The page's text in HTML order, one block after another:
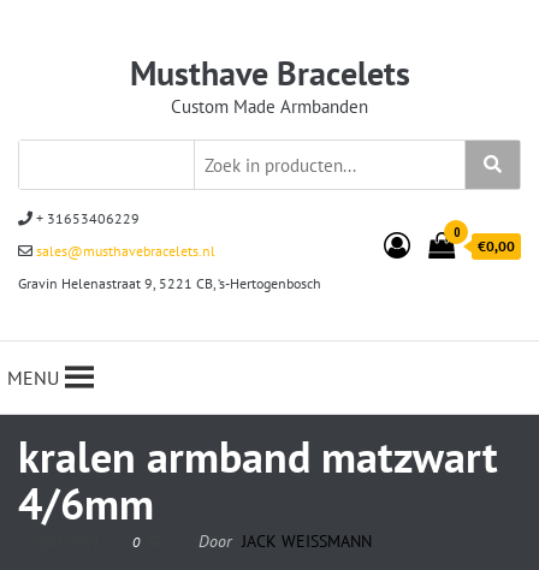
Musthave Bracelets
Custom Made Armbanden
+ 31653406229
sales@musthavebracelets.nl
Gravin Helenastraat 9, 5221 CB, ‘s-Hertogenbosch
0
€0,00
MENU
kralen armband matzwart
4/6mm
0 Door JACK WEISSMANN